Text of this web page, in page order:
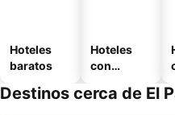
Hoteles
baratos
Hoteles
con
Destinos cerca de El